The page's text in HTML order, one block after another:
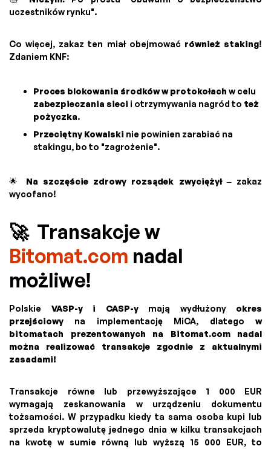
uczestników rynku".
Co więcej, zakaz ten miał obejmować również staking!
Zdaniem KNF:
Proces blokowania środków w protokołach w celu
zabezpieczania sieci i otrzymywania nagród to też
pożyczka.
Przeciętny Kowalski nie powinien zarabiać na
stakingu, bo to "zagrożenie".
🌟 Na szczęście zdrowy rozsądek zwyciężył– zakaz
wycofano!
🚀 Transakcje w
Bitomat.com nadal
możliwe!
Polskie VASP-y i CASP-ymają wydłużony okres
przejściowy na implementację MiCA, dlatego w
bitomatach prezentowanych na Bitomat.com nadal
można realizować transakcje zgodnie z aktualnymi
zasadami!
Transakcje równe lub przewyższające 1 000 EUR
wymagają zeskanowania w urządzeniu dokumentu
tożsamości. W przypadku kiedy ta sama osoba kupi lub
sprzeda kryptowalutę jednego dnia w kilku transakcjach
na kwotę w sumie równą lub wyższą 15 000 EUR, to